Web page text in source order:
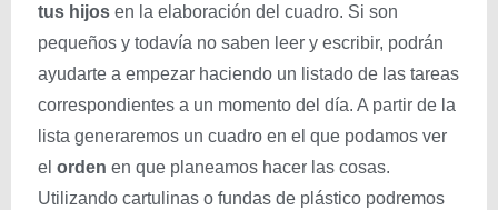
tus hijos en la elaboración del cuadro. Si son
pequeños y todavía no saben leer y escribir, podrán
ayudarte a empezar haciendo un listado de las tareas
correspondientes a un momento del día. A partir de la
lista generaremos un cuadro en el que podamos ver
el orden en que planeamos hacer las cosas.
Utilizando cartulinas o fundas de plástico podremos